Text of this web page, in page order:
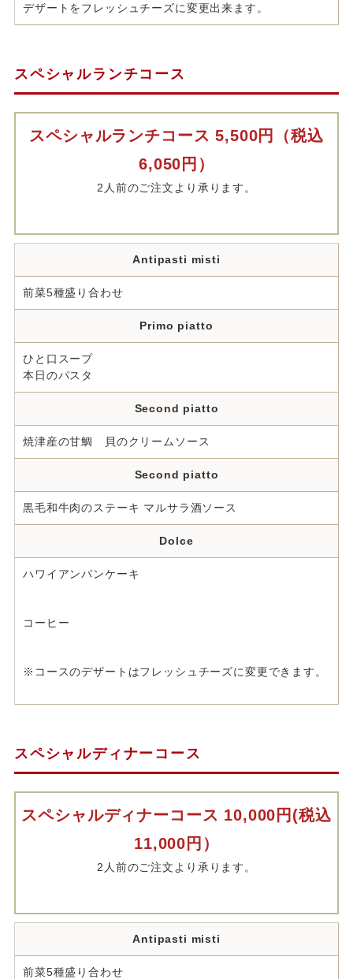
デザートをフレッシュチーズに変更出来ます。
スペシャルランチコース
スペシャルランチコース 5,500円（税込
6,050円）
2人前のご注文より承ります。
Antipasti misti
前菜5種盛り合わせ
Primo piatto
ひと口スープ
本日のパスタ
Second piatto
焼津産の甘鯛 貝のクリームソース
Second piatto
黒毛和牛肉のステーキ マルサラ酒ソース
Dolce
ハワイアンパンケーキ
コーヒー
※コースのデザートはフレッシュチーズに変更できます。
スペシャルディナーコース
スペシャルディナーコース 10,000円(税込
11,000円）
2人前のご注文より承ります。
Antipasti misti
前菜5種盛り合わせ